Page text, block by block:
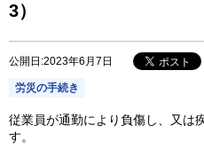
3）
公開日:2023年6月7日
労災の手続き
従業員が通勤により負傷し、又は
す。